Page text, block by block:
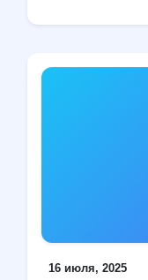
16 июля, 2025